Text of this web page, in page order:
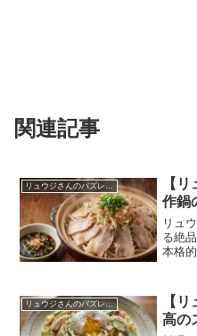
関連記事
【
作鍋
リュ
る絶
本格
リュウジさんのバズレシピ
【
高の